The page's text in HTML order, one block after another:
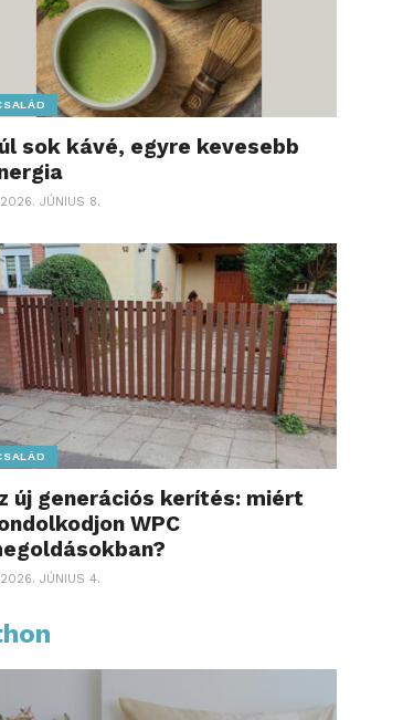
sok kávé, egyre kevesebb
2026. JÚNIUS 8.
új generációs kerítés: miért
WPC
2026. JÚNIUS 4.